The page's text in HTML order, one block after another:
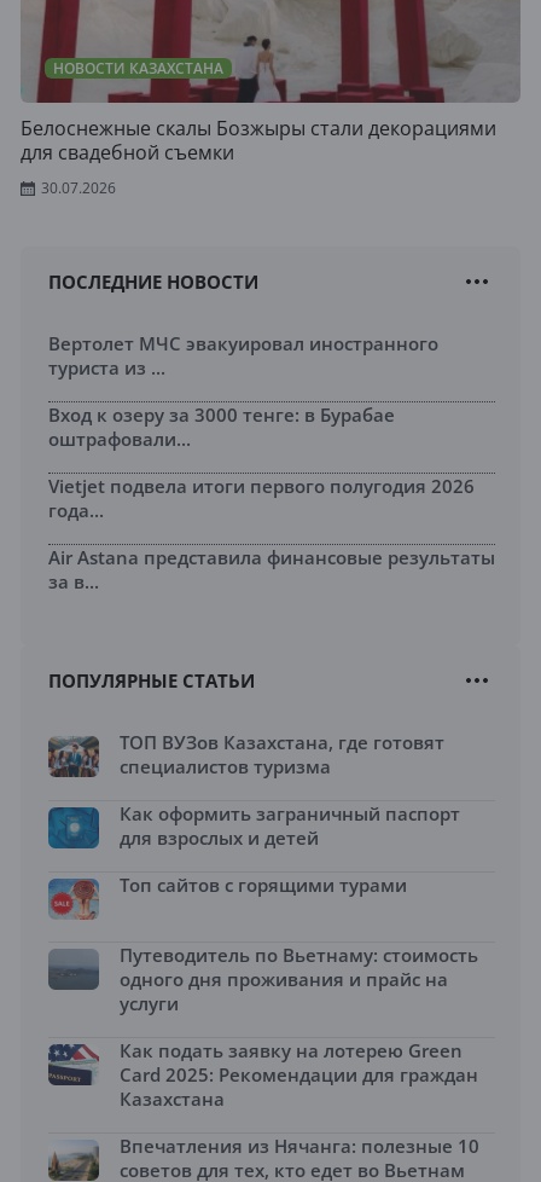
НОВОСТИ КАЗАХСТАНА
Белоснежные скалы Бозжыры стали декорациями
для свадебной съемки
30.07.2026
ПОСЛЕДНИЕ НОВОСТИ
Вертолет МЧС эвакуировал иностранного
туриста из ...
Вход к озеру за 3000 тенге: в Бурабае
оштрафовали...
Vietjet подвела итоги первого полугодия 2026
года...
Air Astana представила финансовые результаты
за в...
ПОПУЛЯРНЫЕ СТАТЬИ
ТОП ВУЗов Казахстана, где готовят
специалистов туризма
Как оформить заграничный паспорт
для взрослых и детей
Топ сайтов с горящими турами
Путеводитель по Вьетнаму: стоимость
одного дня проживания и прайс на
услуги
Как подать заявку на лотерею Green
Card 2025: Рекомендации для граждан
Казахстана
Впечатления из Нячанга: полезные 10
советов для тех, кто едет во Вьетнам